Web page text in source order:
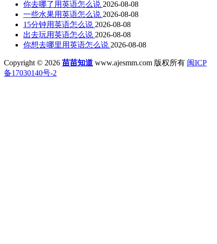
你去哪了用英语怎么说 2026-08-08
一些水果用英语怎么说 2026-08-08
15分钟用英语怎么说 2026-08-08
出去玩用英语怎么说 2026-08-08
你想去哪里用英语怎么说 2026-08-08
Copyright © 2026 苗苗知道 www.ajesmm.com 版权所有 闽ICP
备17030140号-2